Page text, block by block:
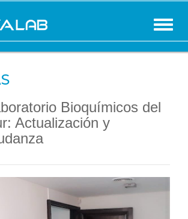
Bioquímicos del
Actualización y